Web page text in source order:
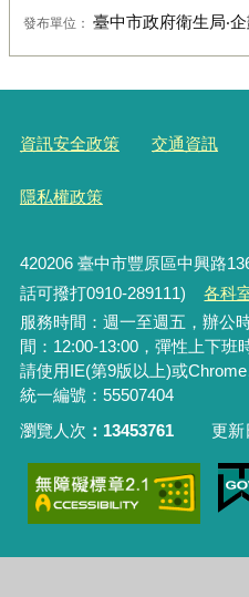
發布單位： 臺中市政府衛生局‧
資訊安全政策 交通資訊
隱私權政策
420206臺中市豐原區中興路
話可撥打0910-289111)
各科
服務時間：週一至週五，辦公
間：12:00-13:00，彈性上下班
請使用IE(第9版以上)或
統一編號：55507404
瀏覽人次
13453761 更新